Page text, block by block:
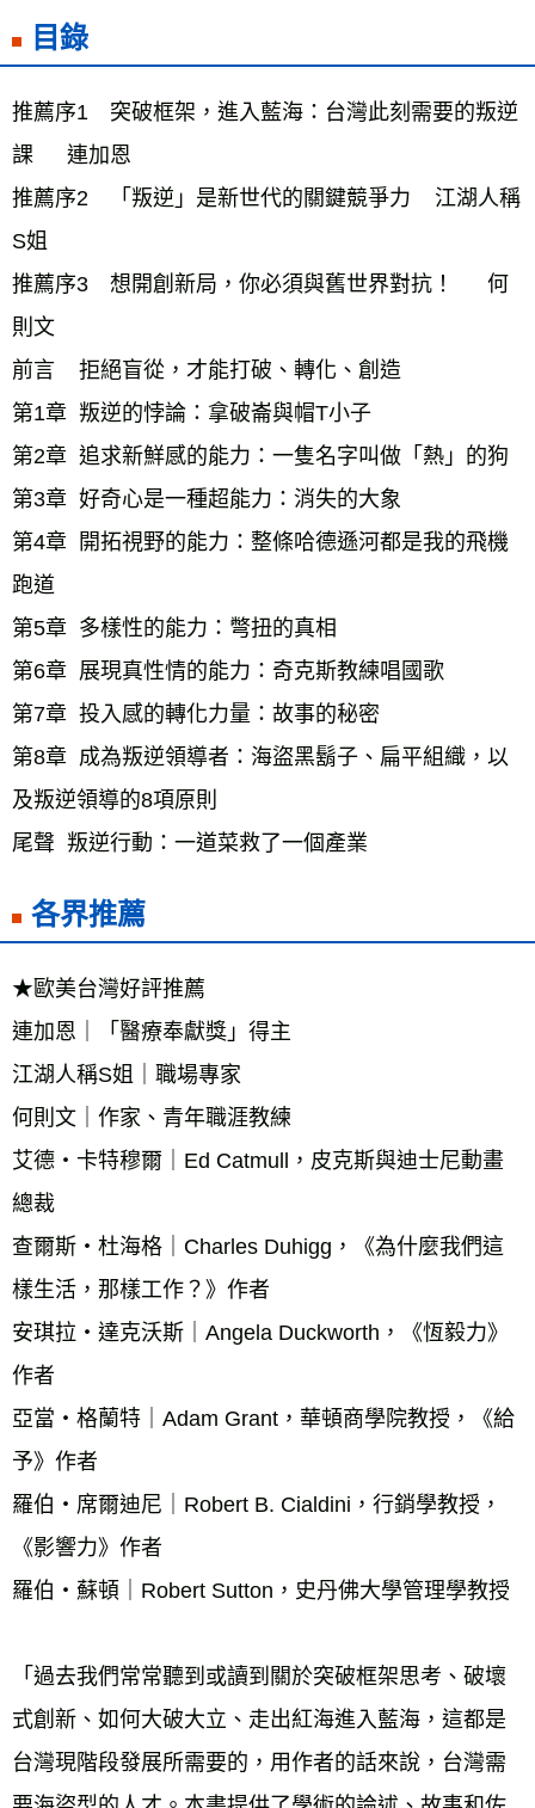
目錄
推薦序1　突破框架，進入藍海：台灣此刻需要的叛逆
課　  連加恩
推薦序2　「叛逆」是新世代的關鍵競爭力    江湖人稱
S姐
推薦序3　想開創新局，你必須與舊世界對抗！　  何
則文
前言    拒絕盲從，才能打破、轉化、創造
第1章  叛逆的悖論：拿破崙與帽T小子
第2章  追求新鮮感的能力：一隻名字叫做「熱」的狗
第3章  好奇心是一種超能力：消失的大象
第4章  開拓視野的能力：整條哈德遜河都是我的飛機
跑道
第5章  多樣性的能力：彆扭的真相
第6章  展現真性情的能力：奇克斯教練唱國歌
第7章  投入感的轉化力量：故事的秘密
第8章  成為叛逆領導者：海盜黑鬍子、扁平組織，以
及叛逆領導的8項原則
尾聲  叛逆行動：一道菜救了一個產業
各界推薦
★歐美台灣好評推薦
連加恩｜「醫療奉獻獎」得主
江湖人稱S姐｜職場專家
何則文｜作家、青年職涯教練
艾德‧卡特穆爾｜Ed Catmull，皮克斯與迪士尼動畫
總裁
查爾斯‧杜海格｜Charles Duhigg，《為什麼我們這
樣生活，那樣工作？》作者
安琪拉‧達克沃斯｜Angela Duckworth，《恆毅力》
作者
亞當‧格蘭特｜Adam Grant，華頓商學院教授，《給
予》作者
羅伯‧席爾迪尼｜Robert B. Cialdini，行銷學教授，
《影響力》作者
羅伯‧蘇頓｜Robert Sutton，史丹佛大學管理學教授
「過去我們常常聽到或讀到關於突破框架思考、破壞
式創新、如何大破大立、走出紅海進入藍海，這都是
台灣現階段發展所需要的，用作者的話來說，台灣需